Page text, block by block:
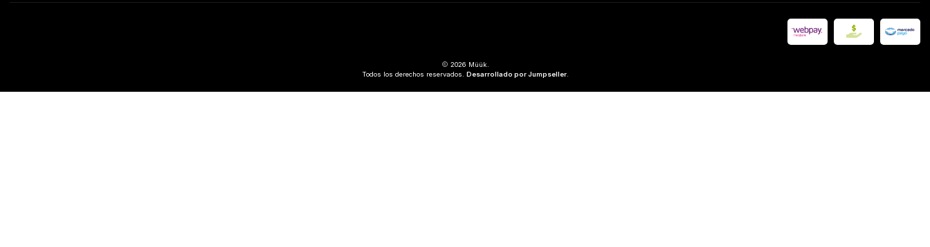
2026 Müük.
Todos los derechos reservados. Desarrollado por Jumpseller.